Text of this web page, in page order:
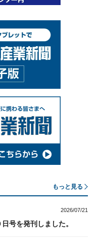
もっと見る
2026/07/21
号を発刊しました。